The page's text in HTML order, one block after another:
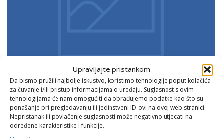
Upravljajte pristankom
Da bismo pružili najbolje iskustvo, koristimo tehnologije poput kolačića
za čuvanje i/ili pristup informacijama o uređaju. Suglasnost s ovim
tehnologijama će nam omogućiti da obrađujemo podatke kao što su
ponašanje pri pregledavanju ili jedinstveni ID-ovi na ovoj web stranici.
Nepristanak ili povlačenje suglasnosti može negativno utjecati na
određene karakteristike i funkcije.